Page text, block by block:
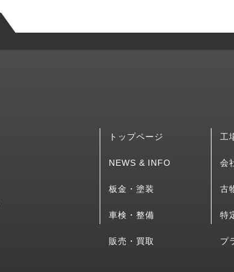
トップページ
NEWS & INFO
板金・塗装
車検・整備
販売・買取
工
会
古
特
プ